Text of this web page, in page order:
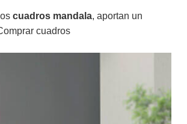
cuadros mandala, aportan un
cuadros